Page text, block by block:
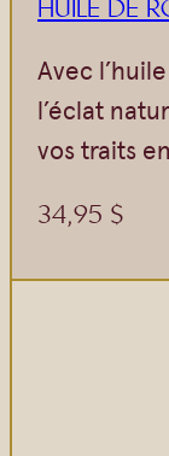
HUILE DE
Avec
l’éclat
vos traits
34,95 $